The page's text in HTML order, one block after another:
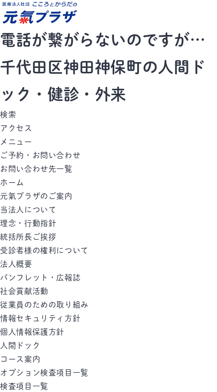
電話が繋がらないのですが…
千代田区神田神保町の人間ド
ック・健診・外来
検索
アクセス
メニュー
ご予約・お問い合わせ
お問い合わせ先一覧
ホーム
元氣プラザのご案内
当法人について
理念・行動指針
統括所長ご挨拶
受診者様の権利について
法人概要
パンフレット・広報誌
社会貢献活動
従業員のための取り組み
情報セキュリティ方針
個人情報保護方針
人間ドック
コース案内
オプション検査項目一覧
検査項目一覧